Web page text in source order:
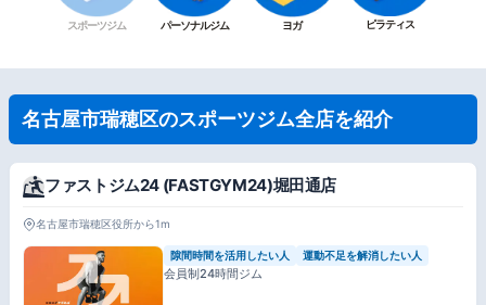
スポーツジム パーソナルジム ヨガ ピラティス
名古屋市瑞穂区のスポーツジム全店を紹介
ファストジム24 (FASTGYM24)堀田通店
名古屋市瑞穂区役所から1m
隙間時間を活用したい人 運動不足を解消したい人
会員制24時間ジム